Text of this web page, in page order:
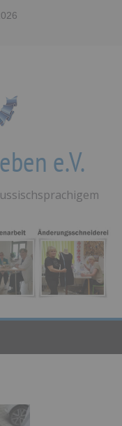
e.V.